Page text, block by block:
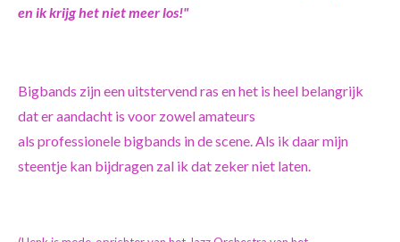
en ik krijg het niet meer los!"
Bigbands zijn een uitstervend ras en het is heel belangrijk
dat er aandacht is voor zowel amateurs
als professionele bigbands in de scene. Als ik daar mijn
steentje kan bijdragen zal ik dat zeker niet laten.